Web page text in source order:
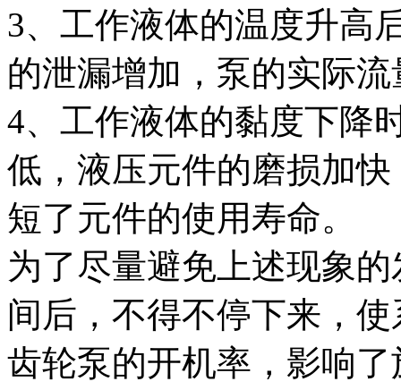
3、工作液体的温度升高
的泄漏增加，泵的实际
4、工作液体的黏度下降
低，液压元件的磨损加
短了元件的使用寿命。
为了尽量避免上述现象
间后，不得不停下来，
齿轮泵的开机率，影响